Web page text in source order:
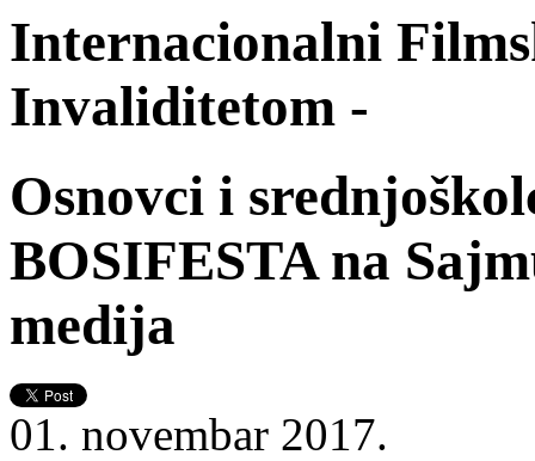
Internacionalni
Invaliditetom -
Osnovci i
BOSIFESTA na
medija
01. novembar 2017.